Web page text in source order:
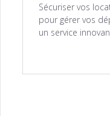
Sécuriser vos
pour gérer vos
un service